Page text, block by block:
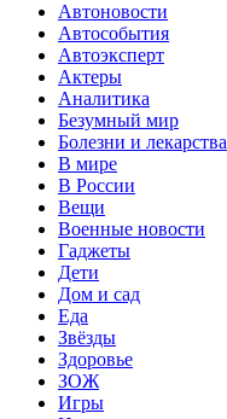
Автоновости
Автособытия
Автоэксперт
Актеры
Аналитика
Безумный мир
Болезни и лекарства
В мире
В России
Вещи
Военные новости
Гаджеты
Дети
Дом и сад
Еда
Звёзды
Здоровье
ЗОЖ
Игры